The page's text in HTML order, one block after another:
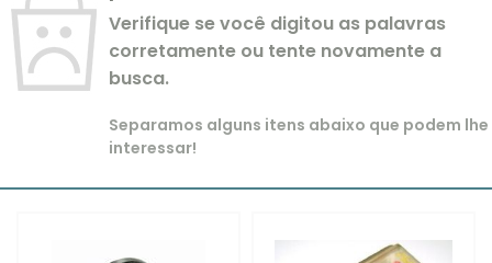
Verifique se você digitou as palavras
corretamente ou tente novamente a
busca.
Separamos alguns itens abaixo que podem lhe
interessar!